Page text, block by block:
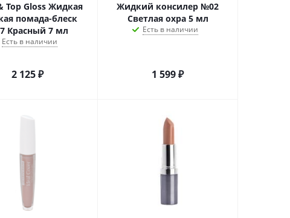
Top Gloss Жидкая
помада-блеск
Красный 7 мл
Есть в наличии
2 125₽
Жидкий консилер №02
Светлая охра 5 мл
Есть в наличии
1 599₽